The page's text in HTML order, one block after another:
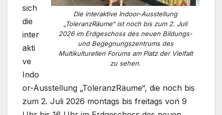
Die interaktive Indoor-Ausstellung
„ToleranzRäume“ ist noch bis zum 2. Juli
2026 im Erdgeschoss des neuen Bildungs-
und Begegnungszentrums des
Multikulturellen Forums am Platz der Vielfalt
zu sehen.
sich
die
inter
akti
ve
Indo
or-Ausstellung „ToleranzRäume“, die noch bis
zum 2. Juli 2026 montags bis freitags von 9